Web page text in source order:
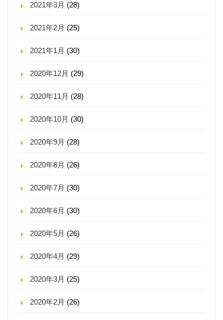
2021年3月 (28)
2021年2月 (25)
2021年1月 (30)
2020年12月 (29)
2020年11月 (28)
2020年10月 (30)
2020年9月 (28)
2020年8月 (26)
2020年7月 (30)
2020年6月 (30)
2020年5月 (26)
2020年4月 (29)
2020年3月 (25)
2020年2月 (26)